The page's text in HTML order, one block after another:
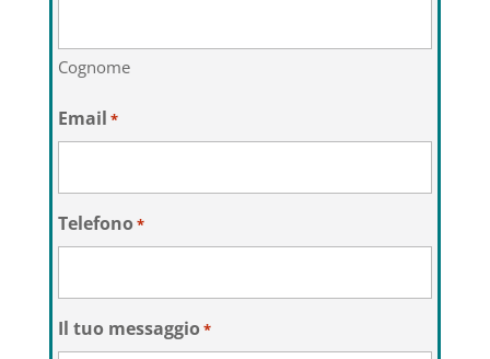
Cognome
Email *
Telefono*
Il tuo messaggio*